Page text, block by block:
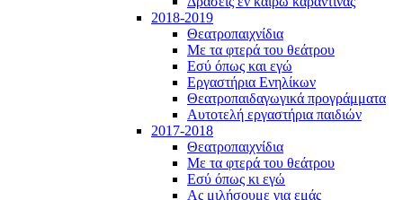
2018-2019
Θεατροπαιχνίδια
Με τα φτερά του θεάτρου
Εσύ όπως και εγώ
Εργαστήρια Ενηλίκων
Θεατροπαιδαγωγικά προγράμματα
Αυτοτελή εργαστήρια παιδιών
2017-2018
Θεατροπαιχνίδια
Με τα φτερά του θεάτρου
Εσύ όπως κι εγώ
Ας μιλήσουμε για εμάς